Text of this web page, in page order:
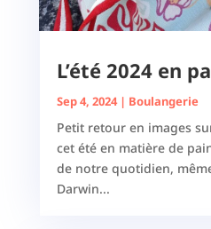
L’été 2024 en
Sep 4, 2024| Boulangerie
Petit retour en images
cet été en matière de
de notre quotidien,
Darwin...